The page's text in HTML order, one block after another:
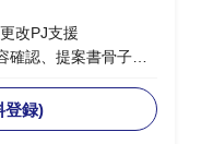
改PJ支援
確認、提案書骨子検
集・確認、取りまと
登録)